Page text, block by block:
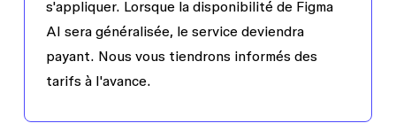
s'appliquer. Lorsque la disponibilité de Figma
AI sera généralisée, le service deviendra
payant. Nous vous tiendrons informés des
tarifs à l'avance.